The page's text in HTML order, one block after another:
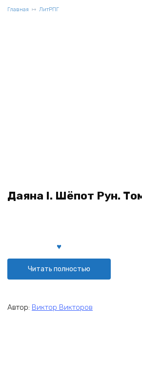
Главная ЛитРПГ
Даяна I. Шёпот Рун.
Читать полностью
Автор: Виктор Викторов